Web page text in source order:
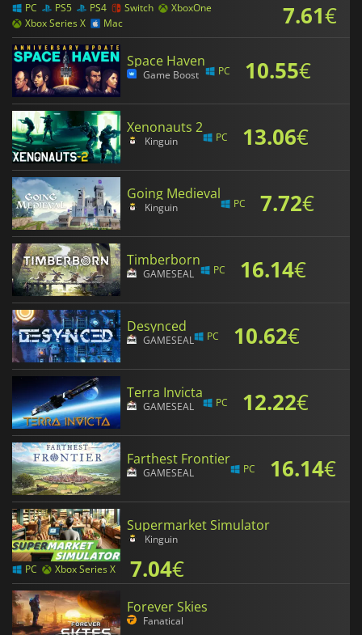
PC PS5 PS4 Switch
XboxOne
Xbox Series X
Mac 7.61€
Space Haven
Game Boost PC 10.55€
Xenonauts 2
Kinguin PC 13.06€
Going Medieval
Kinguin PC 7.72€
Timberborn
GAMESEAL PC 16.14€
Desynced
GAMESEAL PC 10.62€
Terra Invicta
GAMESEAL PC 12.22€
Farthest Frontier
GAMESEAL PC 16.14€
Supermarket Simulator
Kinguin
PC Xbox Series X 7.04€
Forever Skies
Fanatical